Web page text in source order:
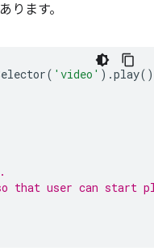
ります。
( 'video' ).play
that user can start